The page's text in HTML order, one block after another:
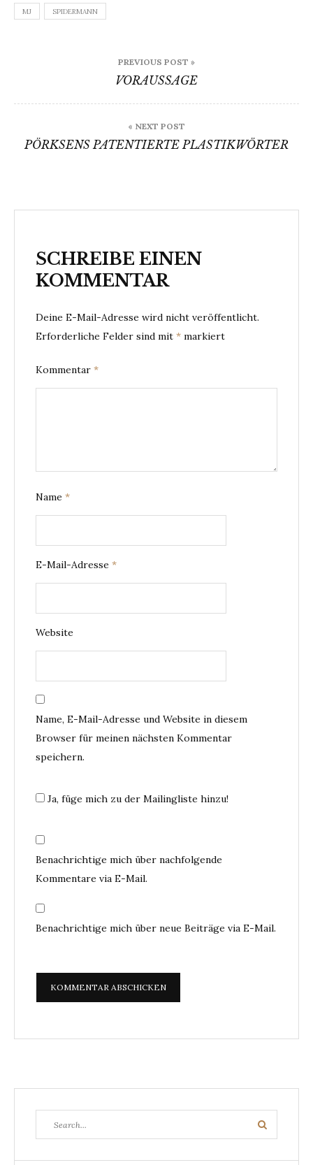
MJ SPIDERMANN
PREVIOUS POST »
VORAUSSAGE
« NEXT POST
PÖRKSENS PATENTIERTE PLASTIKWÖRTER
SCHREIBE EINEN
KOMMENTAR
Deine E-Mail-Adresse wird nicht veröffentlicht.
Erforderliche Felder sind mit * markiert
Kommentar *
Name *
E-Mail-Adresse *
Website
Name, E-Mail-Adresse und Website in diesem
Browser für meinen nächsten Kommentar
speichern.
Ja, füge mich zu der Mailingliste hinzu!
Benachrichtige mich über nachfolgende
Kommentare via E-Mail.
Benachrichtige mich über neue Beiträge via E-Mail.
for:
Search